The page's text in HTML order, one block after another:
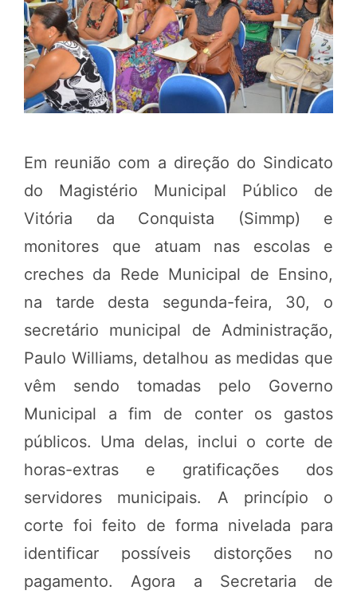
Em reunião com a direção do Sindicato
do Magistério Municipal Público de
Vitória da Conquista (Simmp) e
monitores que atuam nas escolas e
creches da Rede Municipal de Ensino,
na tarde desta segunda-feira, 30, o
secretário municipal de Administração,
Paulo Williams, detalhou as medidas que
vêm sendo tomadas pelo Governo
Municipal a fim de conter os gastos
públicos. Uma delas, inclui o corte de
horas-extras e gratificações dos
servidores municipais. A princípio o
corte foi feito de forma nivelada para
identificar possíveis distorções no
pagamento. Agora a Secretaria de